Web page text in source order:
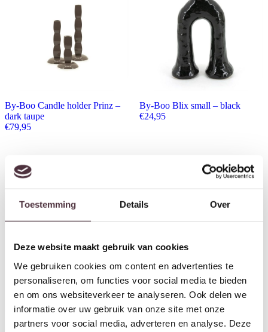
Toestemming Details Over
Deze website maakt gebruik van cookies
We gebruiken cookies om content en advertenties te
personaliseren, om functies voor social media te bieden
en om ons websiteverkeer te analyseren. Ook delen we
informatie over uw gebruik van onze site met onze
partners voor social media, adverteren en analyse. Deze
By-Boo Candle holder Prinz –
dark taupe
€79,95
By-Boo Blix small – black
€24,95
By-Boo Torch small – green
34,95
By-Boo Arc small – black
€ 54,95